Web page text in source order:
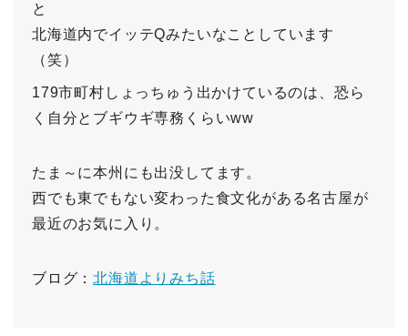
と
北海道内でイッテQみたいなことしています
（笑）
179市町村しょっちゅう出かけているのは、恐ら
く自分とブギウギ専務くらいww
たま～に本州にも出没してます。
西でも東でもない変わった食文化がある名古屋が
最近のお気に入り。
ブログ：北海道よりみち話